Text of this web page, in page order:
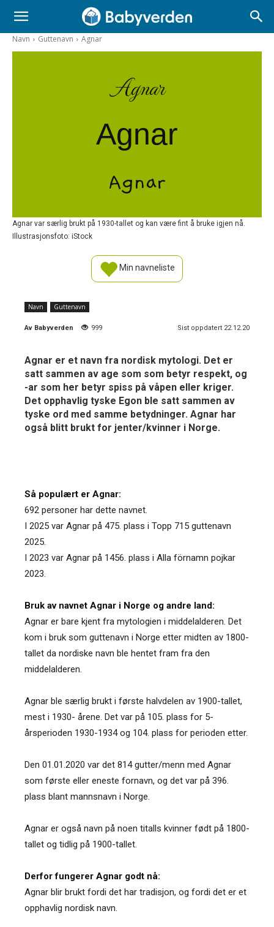
Navn Guttenavn Agnar
Agnar
Agnar
Agnar
Agnar var særlig brukt på 1930-tallet og kan være fint å bruke igjen nå.
Illustrasjonsfoto: iStock
Min navneliste
Navn Guttenavn
Av Babyverden 999 Sist oppdatert 22.12.20
Agnar er et navn fra nordisk mytologi. Det er
satt sammen av age som som betyr respekt, og
-ar som her betyr spiss på våpen eller kriger.
Det opphavlig tyske Egon ble satt sammen av
tyske ord med samme betydninger. Agnar har
også blitt brukt for jenter/kvinner i Norge.
Så populært er Agnar:
692 personer har dette navnet.
I 2025 var Agnar på 475. plass i Topp 715 guttenavn
2025.
I 2023 var Agnar på 1456. plass i Alla förnamn pojkar
2023.
Bruk av navnet Agnar i Norge og andre land:
Agnar er bare kjent fra mytologien i middelalderen. Det
kom i bruk som guttenavn i Norge etter midten av 1800-
tallet da nordiske navn ble hentet fram fra den
middelalderen.
Agnar ble særlig brukt i første halvdelen av 1900-tallet,
mest i 1930- årene. Det var på 105. plass for 5-
årsperioden 1930-1934 og 104. plass for perioden etter.
Den 01.01.2020 var det 814 gutter/menn med Agnar
som første eller eneste fornavn, og det var på 396.
plass blant mannsnavn i Norge.
Agnar er også navn på noen titalls kvinner født på 1800-
tallet og tidlig på 1900-tallet.
Derfor fungerer Agnar godt nå:
Agnar blir brukt fordi det har tradisjon, og fordi det er et
opphavlig nordisk navn.